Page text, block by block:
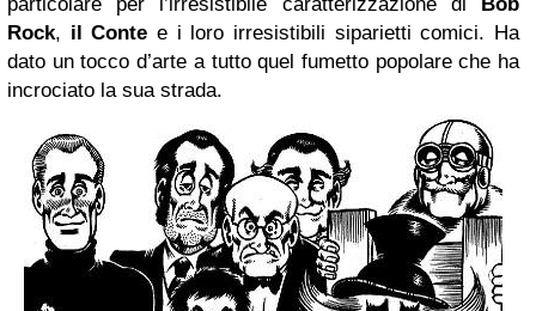
Rock, il Conte e i loro irresistibili siparietti comici. Ha
dato un tocco d’arte a tutto quel fumetto popolare che ha
incrociato la sua strada.